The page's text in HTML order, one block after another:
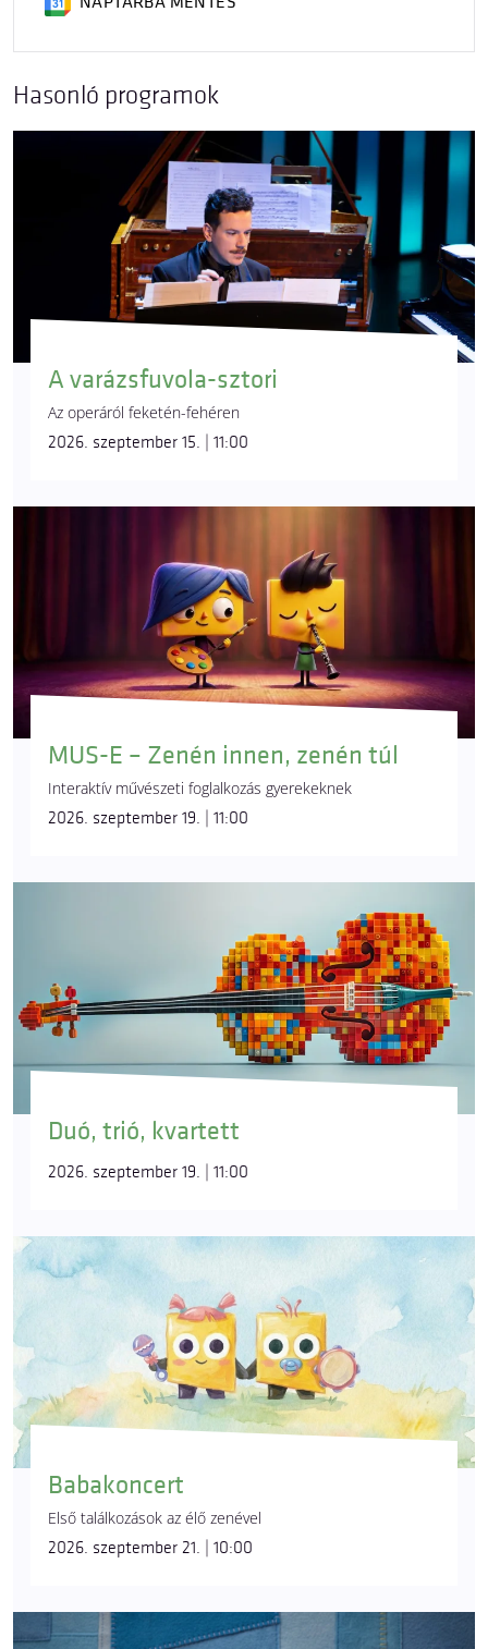
Hasonló programok
A varázsfuvola-sztori
Az operáról feketén-fehéren
2026. szeptember 15. | 11:00
MUS-E – Zenén innen, zenén túl
Interaktív művészeti foglalkozás gyerekeknek
2026. szeptember 19. | 11:00
Duó, trió, kvartett
2026. szeptember 19. | 11:00
Babakoncert
Első találkozások az élő zenével
2026. szeptember 21. | 10:00